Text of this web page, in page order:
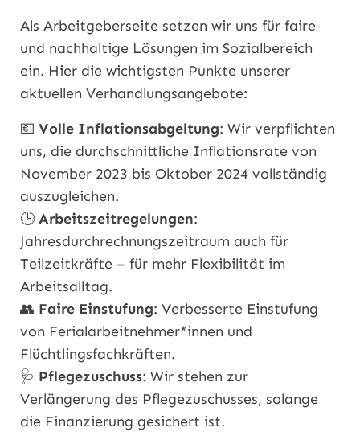
Als Arbeitgeberseite setzen wir uns für faire
und nachhaltige Lösungen im Sozialbereich
ein. Hier die wichtigsten Punkte unserer
aktuellen Verhandlungsangebote:
💶 Volle Inflationsabgeltung: Wir verpflichten
uns, die durchschnittliche Inflationsrate von
November 2023 bis Oktober 2024 vollständig
auszugleichen.
🕒Arbeitszeitregelungen:
Jahresdurchrechnungszeitraum auch für
Teilzeitkräfte – für mehr Flexibilität im
Arbeitsalltag.
👥 Faire Einstufung: Verbesserte Einstufung
von Ferialarbeitnehmer*innen und
Flüchtlingsfachkräften.
🩺 Pflegezuschuss: Wir stehen zur
Verlängerung des Pflegezuschusses, solange
die Finanzierung gesichert ist.